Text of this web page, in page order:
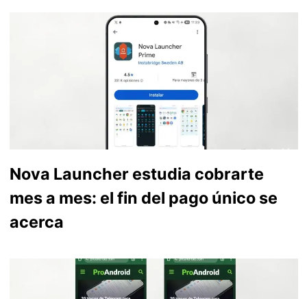
Nova Launcher estudia cobrarte
mes a mes: el fin del pago único se
acerca